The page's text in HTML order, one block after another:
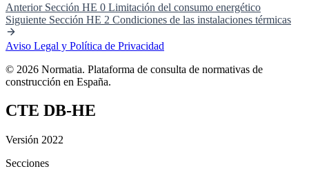
Anterior Sección HE 0 Limitación del consumo energético
Siguiente Sección HE 2 Condiciones de las instalaciones térmicas
Aviso Legal y Política de Privacidad
© 2026 Normatia. Plataforma de consulta de normativas de
construcción en España.
CTE DB-HE
Versión 2022
Secciones